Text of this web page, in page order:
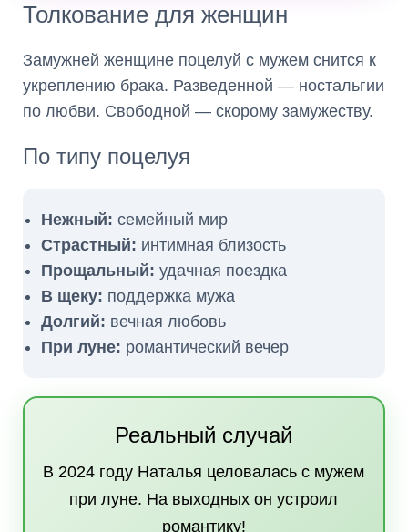
Толкование для женщин
Замужней женщине поцелуй с мужем снится к
укреплению брака. Разведенной — ностальгии
по любви. Свободной — скорому замужеству.
По типу поцелуя
Нежный: семейный мир
Страстный: интимная близость
Прощальный: удачная поездка
В щеку: поддержка мужа
Долгий: вечная любовь
При луне: романтический вечер
Реальный случай
В 2024 году Наталья целовалась с мужем
при луне. На выходных он устроил
романтику!